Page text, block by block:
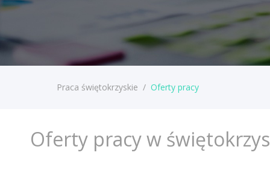
Praca świętokrzyskie / Oferty pracy
Oferty pracy w